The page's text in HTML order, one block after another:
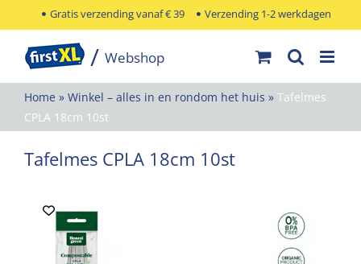
naar
inhoud
Gratis verzending vanaf € 39 Verzending 1-2 werkdagen
Home » Winkel – alles in en rondom het huis » Tafelmes
CPLA 18cm 10st
Tafelmes CPLA 18cm 10st